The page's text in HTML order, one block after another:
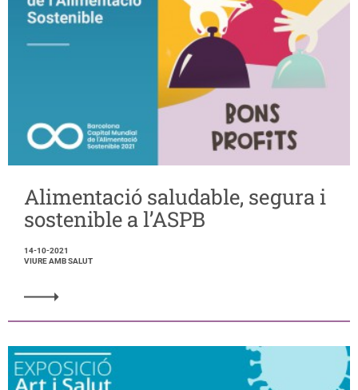
Alimentació saludable, segura i
sostenible a l’ASPB
14-10-2021
VIURE AMB SALUT